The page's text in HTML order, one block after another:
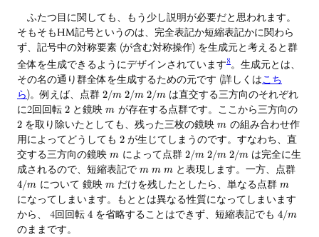
ふたつ目に関しても、もう少し説明が必要だと思われます。
そもそもHM記号というのは、完全表記か短縮表記かに関わら
ず、記号中の対称要素 (が含む対称操作) を生成元と考えると群
全体を生成できるようにデザインされています8。生成元とは、
その名の通り群全体を生成するための元です (詳しくはこち
ら)。例えば、点群 2/m 2/m 2/m は直交する三方向のそれぞれ
に2回回転 2と鏡映 m が存在する点群です。ここから三方向の
2を取り除いたとしても、残った三枚の鏡映 m の組み合わせ作
用によってどうしても 2が生じてしまうのです。すなわち、直
交する三方向の鏡映 m によって点群 2/m 2/m 2/m は完全に生
成されるので、短縮表記で m m m と表現します。一方、点群
4/m について 鏡映 m だけを残したとしたら、単なる点群m
になってしまいます。もととは異なる性質になってしまいます
から、 4回回転 4を省略することはできず、短縮表記でも 4/m
のままです。